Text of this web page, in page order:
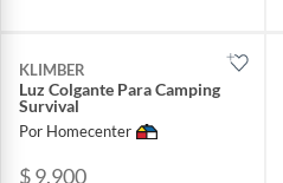
KLIMBER
Luz Colgante Para Camping
Survival
Por Homecenter
$ 9.900